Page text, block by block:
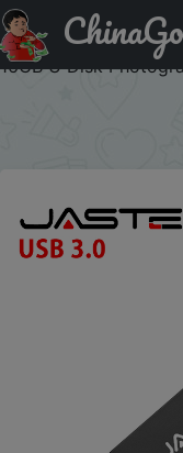
Придбати New Free
Speed 64GB Black
16GB U Disk